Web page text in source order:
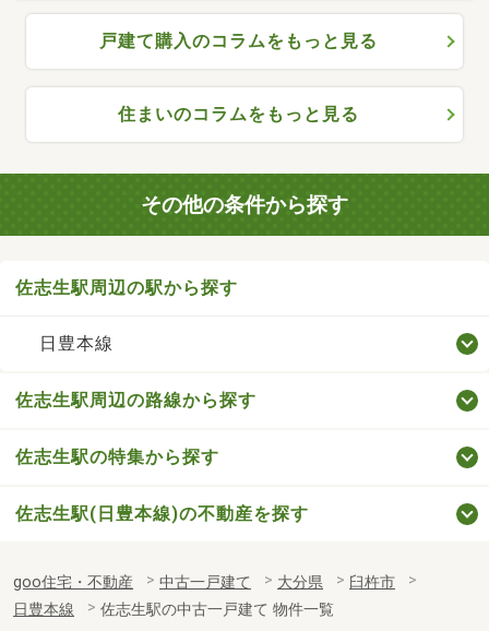
戸建て購入のコラムをもっと見る
住まいのコラムをもっと見る
その他の条件から探す
佐志生駅周辺の駅から探す
日豊本線
佐志生駅周辺の路線から探す
佐志生駅の特集から探す
佐志生駅(日豊本線)の不動産を探す
goo住宅・不動産 中古一戸建て 大分県
臼杵市
日豊本線
佐志生駅の中古一戸建て 物件一覧